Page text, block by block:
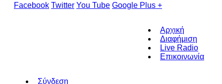
Facebook Twitter You Tube Google Plus +
Αρχική
Διαφήμιση
Live Radio
Επικοινωνία
Σύνδεση